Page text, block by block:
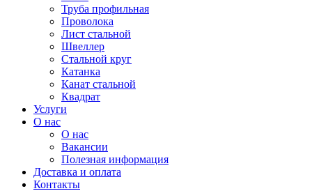
Труба профильная
Проволока
Лист стальной
Швеллер
Стальной круг
Катанка
Канат стальной
Квадрат
Услуги
О нас
О нас
Вакансии
Полезная информация
Доставка и оплата
Контакты